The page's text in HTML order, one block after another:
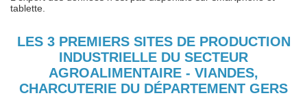
tablette.
LES 3 PREMIERS SITES DE PRODUCTION
INDUSTRIELLE DU SECTEUR
AGROALIMENTAIRE - VIANDES,
CHARCUTERIE DU DÉPARTEMENT GERS